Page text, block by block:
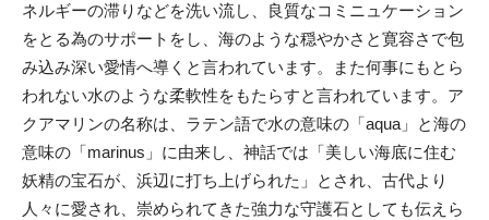
ネルギーの滞りなどを洗い流し、良質なコミニュケーション
をとる為のサポートをし、海のような穏やかさと寛容さで包
み込み深い愛情へ導くと言われています。また何事にもとら
われない水のような柔軟性をもたらすと言われています。ア
クアマリンの名称は、ラテン語で水の意味の「aqua」と海の
意味の「marinus」に由来し、神話では「美しい海底に住む
妖精の宝石が、浜辺に打ち上げられた」とされ、古代より
人々に愛され、崇められてきた強力な守護石としても伝えら